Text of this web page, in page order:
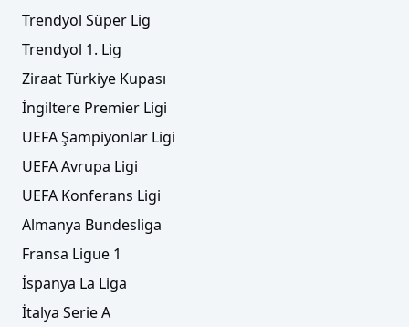
Trendyol Süper Lig
Trendyol 1. Lig
Ziraat Türkiye Kupası
İngiltere Premier Ligi
UEFA Şampiyonlar Ligi
UEFA Avrupa Ligi
UEFA Konferans Ligi
Almanya Bundesliga
Fransa Ligue 1
İspanya La Liga
İtalya Serie A